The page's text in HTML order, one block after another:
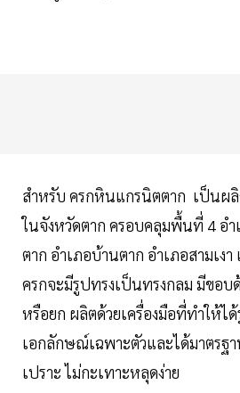
สำหรับ ครกหินแกรนิตตาก เป็น
ในจังหวัดตาก ครอบคลุมพื้นที่ 4 อำ
ตาก อำเภอบ้านตาก อำเภอสามเงา
ครกจะมีรูปทรงเป็นทรงกลม มีขอบ
หรือยก ผลิตด้วยเครื่องมือที่ทำให้ไ
เอกลักษณ์เฉพาะตัวและได้มาตรฐ
เปราะ ไม่กะเทาะหลุดง่าย